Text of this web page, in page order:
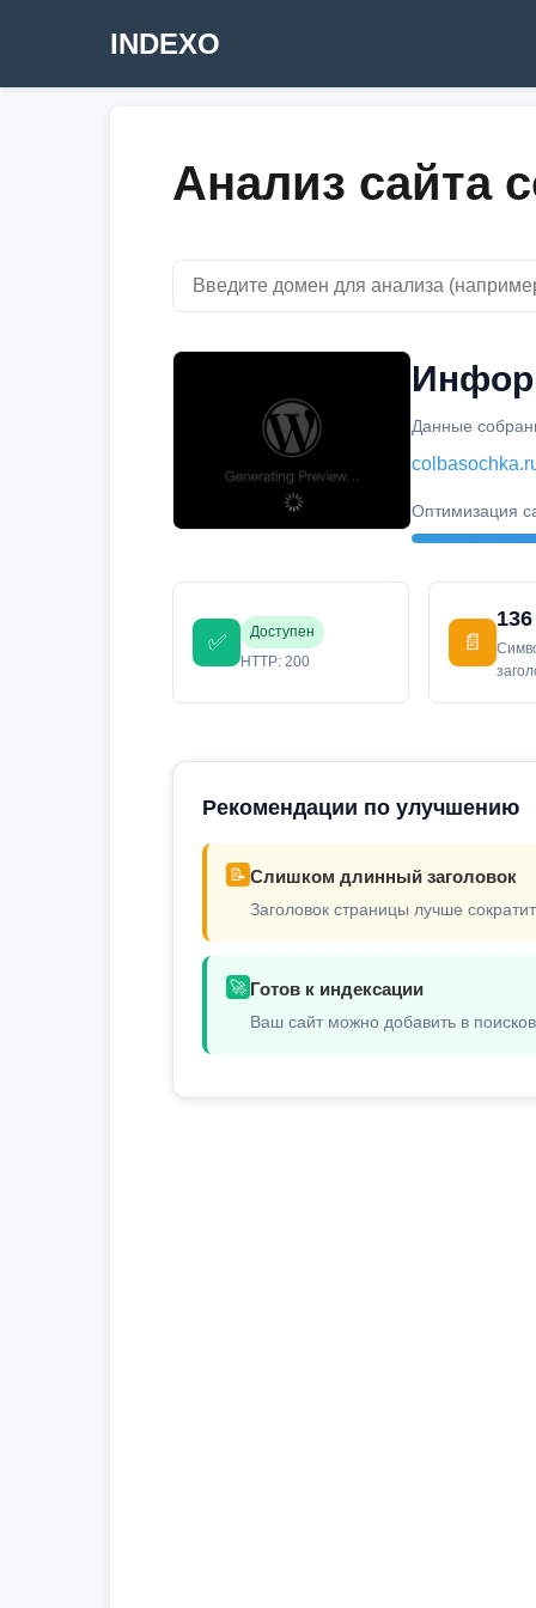
INDEXO
Анализ сайта
Данные
Оптимизация
✅
Доступен
HTTP: 200
📄
136
Рекомендации по улучшению
📝 Слишком длинный заголовок
Заголовок страницы лучше
🚀 Готов к индексации
Ваш сайт можно добавить в